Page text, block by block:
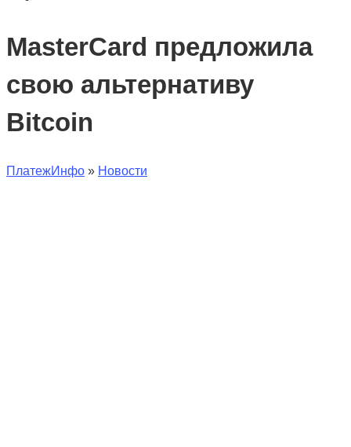
MasterCard предложила
свою альтернативу
Bitcoin
ПлатежИнфо » Новости